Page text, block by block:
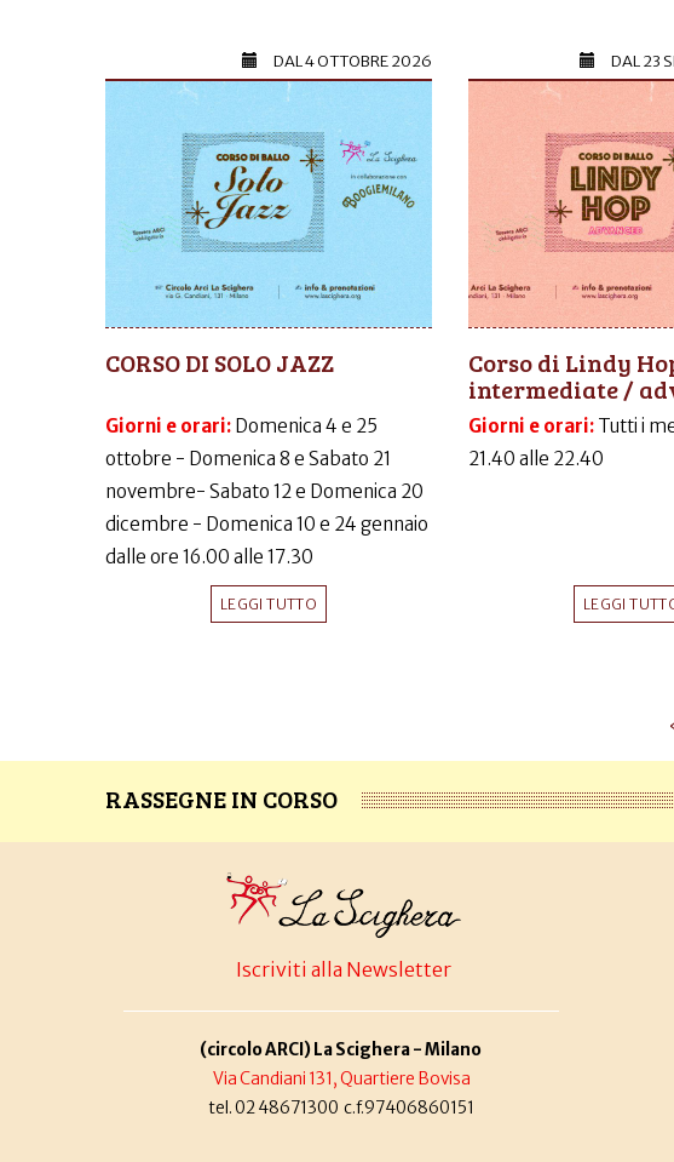
DAL4 OTTOBRE 2026
CORSO DI SOLO JAZZ
Giorni e orari: Domenica 4 e 25
ottobre - Domenica 8 e Sabato 21
novembre- Sabato 12 e Domenica 20
dicembre - Domenica 10 e 24 gennaio
dalle ore 16.00 alle 17.30
LEGGI TUTTO
DAL23
Corso di Lindy
intermediate /
Giorni e orari: Tutti i
21.40 alle 22.40
LEGGI
RASSEGNE IN CORSO
Iscriviti alla Newsletter
(circolo ARCI) La Scighera - Milano
Via Candiani 131, Quartiere Bovisa
tel. 02 48671300 c.f.97406860151